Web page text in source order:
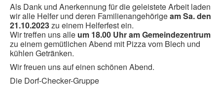
Als Dank und Anerkennung für die geleistete Arbeit laden
wir alle Helfer und deren Familienangehörigeam Sa. den
21.10.2023zu einem Helferfest ein.
Wir treffen uns alle um 18.00 Uhr am Gemeindezentrum
zu einem gemütlichen Abend mit Pizza vom Blech und
kühlen Getränken.
Wir freuen uns auf einen schönen Abend.
Die Dorf-Checker-Gruppe